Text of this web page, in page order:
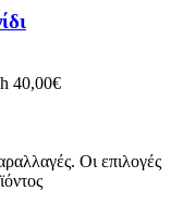
40,00€
Οι επιλογές